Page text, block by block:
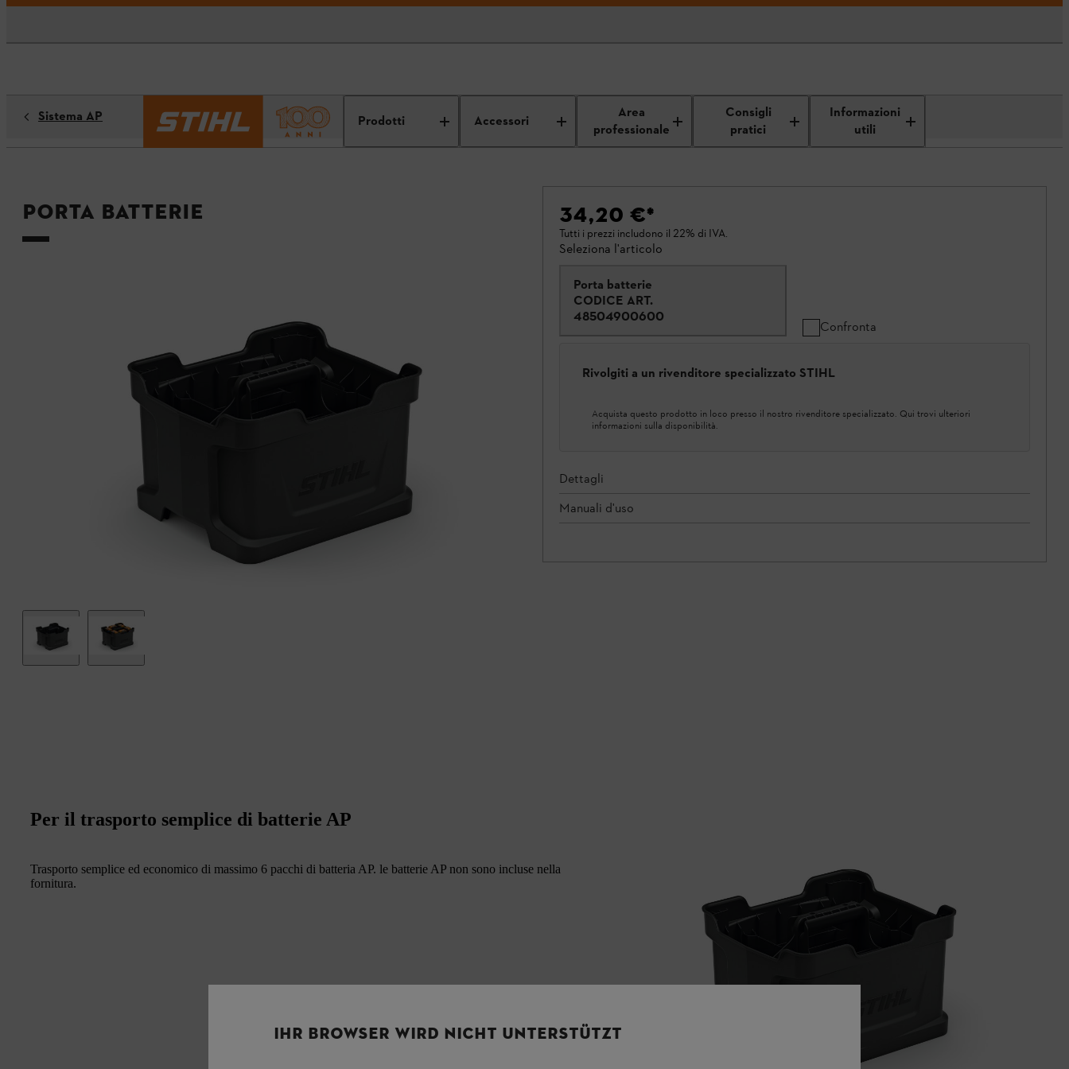
Prodotti Accessori
Area
professionale
Consigli
pratici
Informazioni
utili
Sistema AP
Porta batterie 34,20 €*
Tutti i prezzi includono il 22% di IVA.
Seleziona l'articolo
Porta batterie
CODICE ART.
48504900600
Confronta
Rivolgiti a un rivenditore specializzato STIHL
Acquista questo prodotto in loco presso il nostro rivenditore specializzato. Qui trovi ulteriori
informazioni sulla disponibilità.
Dettagli
Manuali d'uso
Per il trasporto semplice di batterie AP
Trasporto semplice ed economico di massimo 6 pacchi di batteria AP. le batterie AP non sono incluse nella
fornitura.
IHR BROWSER WIRD NICHT UNTERSTÜTZT